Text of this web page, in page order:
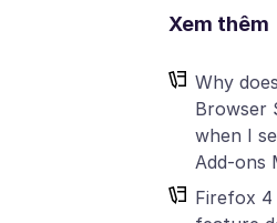
Xem thêm
Why
Browser
when I
Add-ons
Firefox